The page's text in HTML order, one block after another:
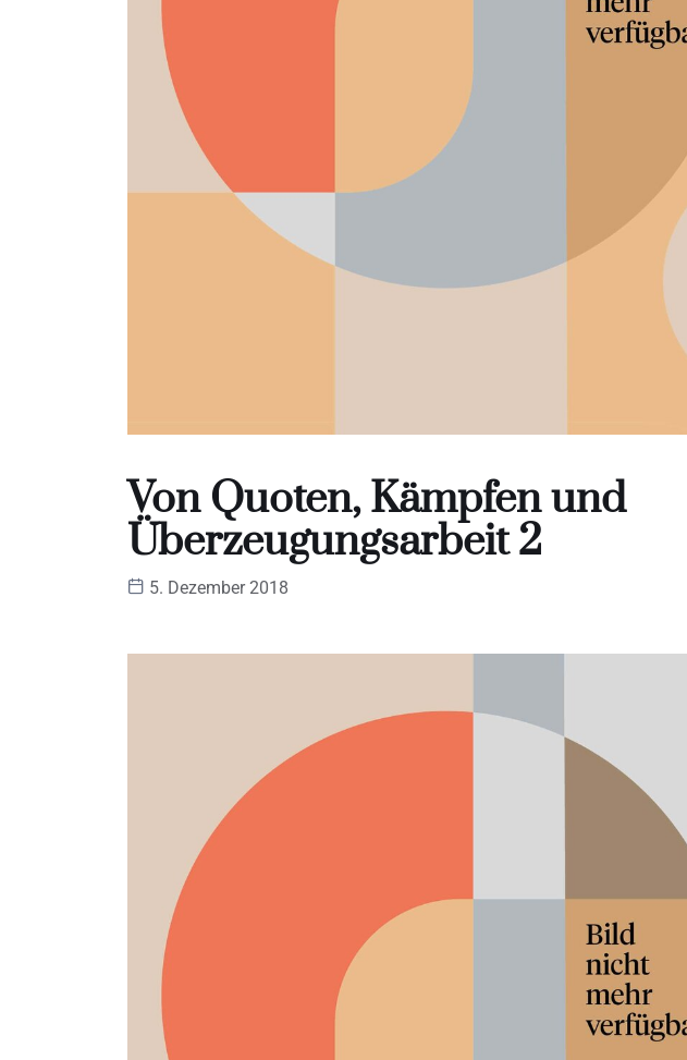
Von Quoten, Kämpfen und
Überzeugungsarbeit 2
5. Dezember 2018